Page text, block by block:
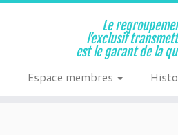
Le
l’exclusif
est le garant de la
Espace membres